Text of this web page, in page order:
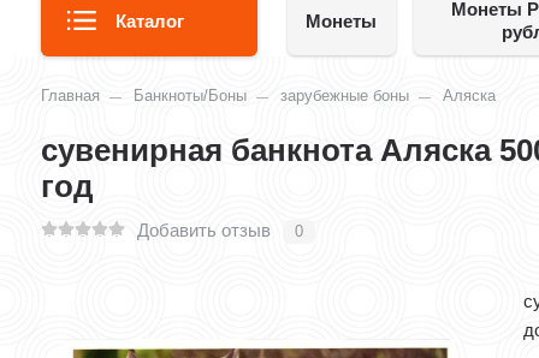
Каталог Монеты
Монеты
Главная Банкноты/Боны зарубежные боны Аляска
сувенирная банкнота Аляска
год
Добавить отзыв 0